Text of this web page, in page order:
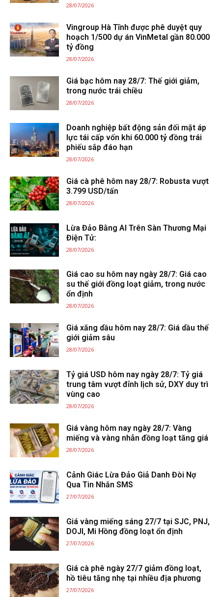
28/07/2026
Vingroup Hà Tĩnh được phê duyệt quy
hoạch 1/500 dự án VinMetal gần 80.000
tỷ đồng
28/07/2026
Giá bạc hôm nay 28/7: Thế giới giảm,
trong nước trái chiều
28/07/2026
Doanh nghiệp bất động sản đối mặt áp
lực tái cấp vốn khi 60.000 tỷ đồng trái
phiếu sắp đáo hạn
28/07/2026
Giá cà phê hôm nay 28/7: Robusta vượt
3.799 USD/tấn
28/07/2026
Lừa Đảo Bằng AI Trên Sàn Thương Mại
Điện Tử:
28/07/2026
Giá cao su hôm nay ngày 28/7: Giá cao
su thế giới đồng loạt giảm, trong nước
ổn định
28/07/2026
Giá xăng dầu hôm nay 28/7: Giá dầu thế
giới giảm sâu
28/07/2026
Tỷ giá USD hôm nay ngày 28/7: Tỷ giá
trung tâm vượt đỉnh lịch sử, DXY duy trì
vùng cao
28/07/2026
Giá vàng hôm nay ngày 28/7: Vàng
miếng và vàng nhẫn đồng loạt tăng giá
28/07/2026
Cảnh Giác Lừa Đảo Giả Danh Đòi Nợ
Qua Tin Nhắn SMS
27/07/2026
Giá vàng miếng sáng 27/7 tại SJC, PNJ,
DOJI, Mi Hồng đồng loạt ổn định
27/07/2026
Giá cà phê ngày 27/7 giảm đồng loạt,
hồ tiêu tăng nhẹ tại nhiều địa phương
27/07/2026